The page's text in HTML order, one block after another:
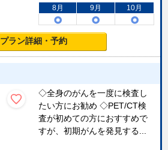
8月 9月 10月
プラン詳細・予約
◇全身のがんを一度に検査し
たい方にお勧め ◇PET/CT検
査が初めての方におすすめで
すが、初期がんを発見する...